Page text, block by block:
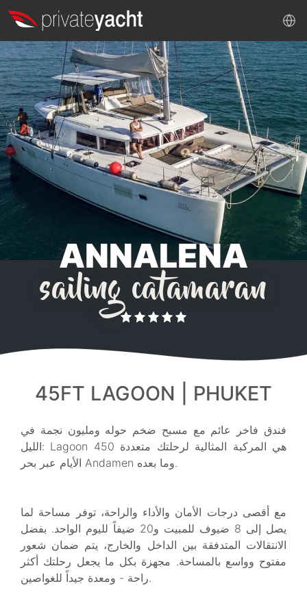
ANNALENA
sailing catamaran
45FT LAGOON | PHUKET
فندق فاخر عائم مع مسبح ضخم حوله ومليون نجمة في
الليل: Lagoon 450 هي المركبة المثالية لرحلتك متعددة
الأيام عبر بحر Andamen وما بعده.
مع أقصى درجات الأمان والأداء والراحة، توفر مساحة لما
يصل إلى 8 ضيوف للمبيت و20 ضيفاً لليوم الواحد. بفضل
الانتقالات المتدفقة بين الداخل والخارج، يتم ضمان شعور
مفتوح وواسع بالمساحة. مجهزة بكل ما يجعل رحلتك أكثر
راحة - ومعدة جيداً للغواصين.